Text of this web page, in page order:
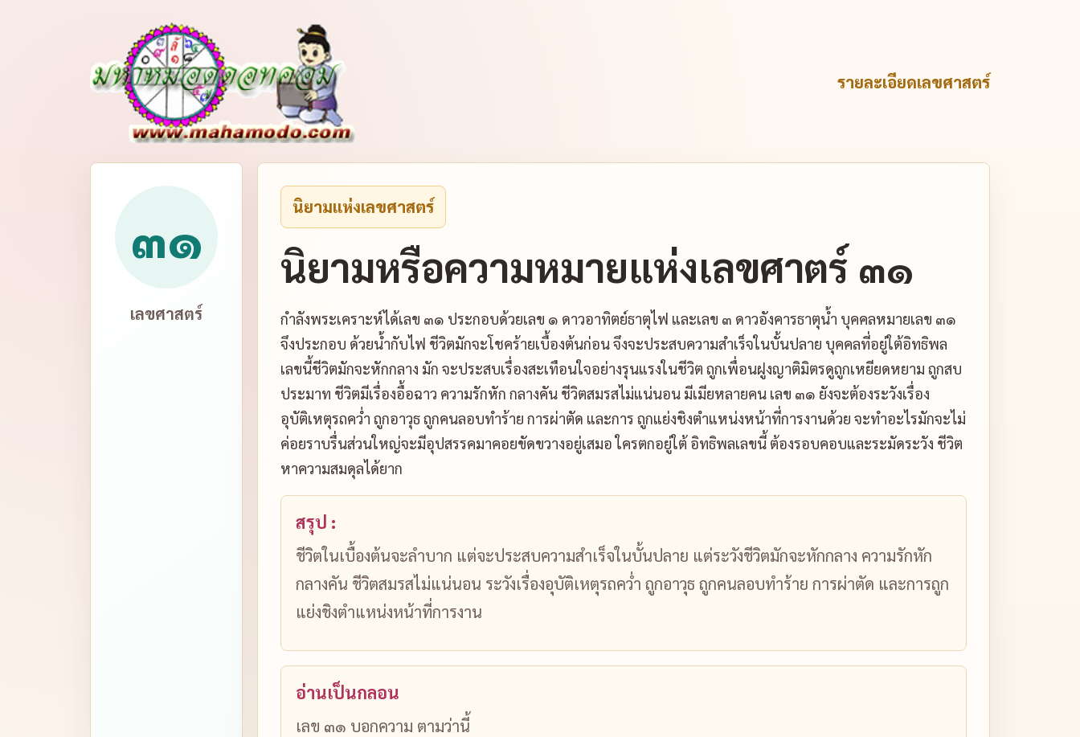
รายละเอียดเลขศาสตร์
๓๑
เลขศาสตร์
นิยามแห่งเลขศาสตร์
นิยามหรือความหมายแห่งเลขศาตร์ ๓๑
กำลังพระเคราะห์ได้เลข ๓๑ ประกอบด้วยเลข ๑ ดาวอาทิตย์ธาตุไฟ และเลข ๓ ดาวอังคารธาตุน้ำ บุคคลหมายเลข ๓๑
จึงประกอบ ด้วยน้ำกับไฟ ชีวิตมักจะโชคร้ายเบื้องต้นก่อน จึงจะประสบความสำเร็จในบั้นปลาย บุคคลที่อยู่ใต้อิทธิพล
เลขนี้ชีวิตมักจะหักกลาง มัก จะประสบเรื่องสะเทือนใจอย่างรุนแรงในชีวิต ถูกเพื่อนฝูงญาติมิตรดูถูกเหยียดหยาม ถูกสบ
ประมาท ชีวิตมีเรื่องอื้อฉาว ความรักหัก กลางคัน ชีวิตสมรสไม่แน่นอน มีเมียหลายคน เลข ๓๑ ยังจะต้องระวังเรื่อง
อุบัติเหตุรถคว่ำ ถูกอาวุธ ถูกคนลอบทำร้าย การผ่าตัด และการ ถูกแย่งชิงตำแหน่งหน้าที่การงานด้วย จะทำอะไรมักจะไม่
ค่อยราบรื่นส่วนใหญ่จะมีอุปสรรคมาคอยขัดขวางอยู่เสมอ ใครตกอยู่ใต้ อิทธิพลเลขนี้ ต้องรอบคอบและระมัดระวัง ชีวิต
หาความสมดุลได้ยาก
สรุป :
ชีวิตในเบื้องต้นจะลำบาก แต่จะประสบความสำเร็จในบั้นปลาย แต่ระวังชีวิตมักจะหักกลาง ความรักหัก
กลางคัน ชีวิตสมรสไม่แน่นอน ระวังเรื่องอุบัติเหตุรถคว่ำ ถูกอาวุธ ถูกคนลอบทำร้าย การผ่าตัด และการถูก
แย่งชิงตำแหน่งหน้าที่การงาน
อ่านเป็นกลอน
เลข ๓๑ บอกความ ตามว่านี้